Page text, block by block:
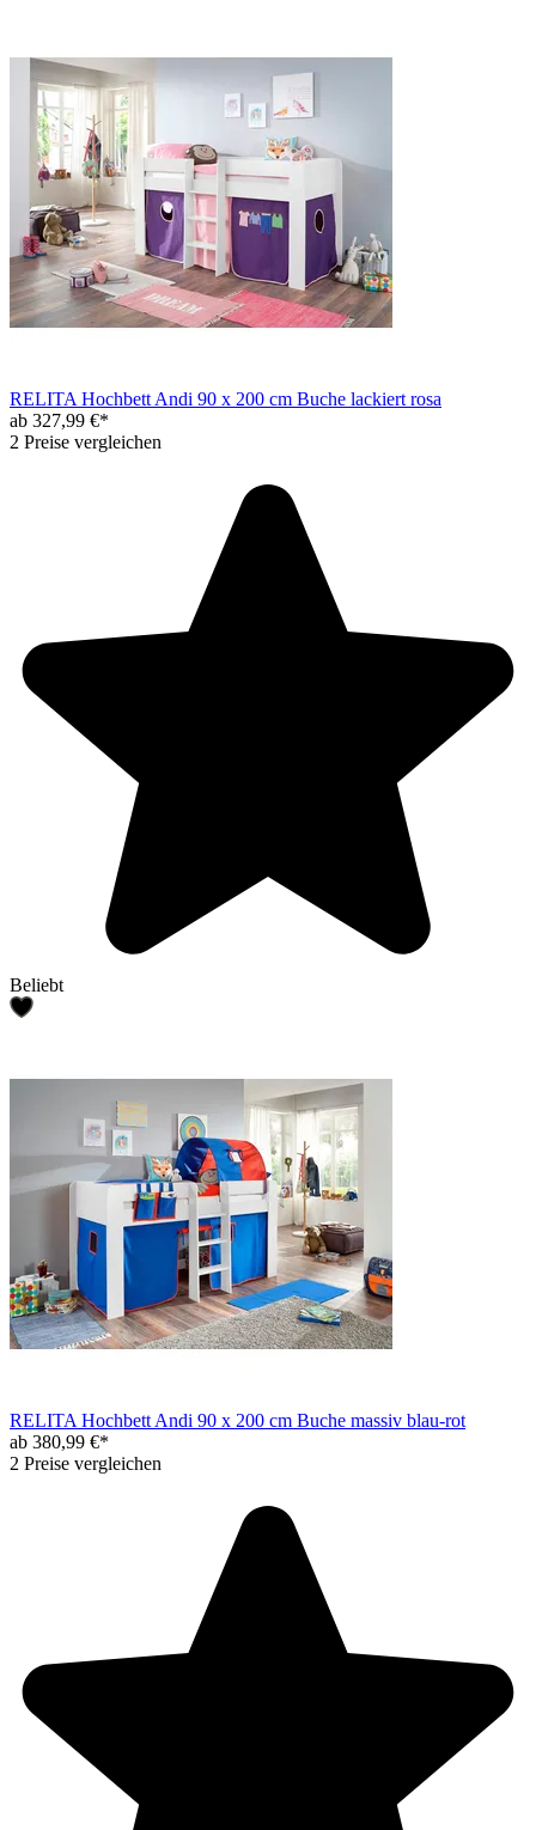
RELITA Hochbett Andi 90 x 200 cm Buche lackiert rosa
ab 327,99 €*
2 Preise vergleichen
Beliebt
RELITA Hochbett Andi 90 x 200 cm Buche massiv blau-rot
ab 380,99 €*
2 Preise vergleichen